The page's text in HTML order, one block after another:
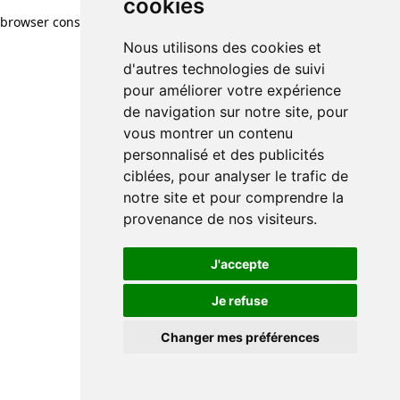
cookies
Nous utilisons des cookies et
d'autres technologies de suivi
pour améliorer votre expérience
de navigation sur notre site, pour
vous montrer un contenu
personnalisé et des publicités
ciblées, pour analyser le trafic de
notre site et pour comprendre la
provenance de nos visiteurs.
J'accepte
Je refuse
Changer mes préférences
browser console for more information)